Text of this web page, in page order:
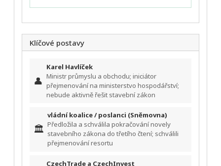
Klíčové postavy
👤
Karel Havlíček
Ministr průmyslu a obchodu; iniciátor
přejmenování na ministerstvo hospodářství;
nebude aktivně řešit stavební zákon
🏛️
vládní koalice / poslanci (Sněmovna)
Předložila a schválila pokračování novely
stavebního zákona do třetího čtení; schválili
přejmenování resortu
CzechTrade a CzechInvest